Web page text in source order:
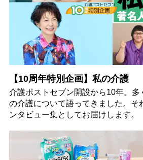
【10周年特別企画】私の介護
介護ポストセブン開設から10年。多
の介護について語ってきました。そ
ンタビュー集としてお届けします。